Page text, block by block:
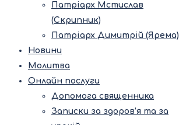
Патріарх Мстислав
(Скрипник)
Патріарх Димитрій (Ярема)
Новини
Молитва
Онлайн послуги
Допомога священника
Записки за здоров’я та за